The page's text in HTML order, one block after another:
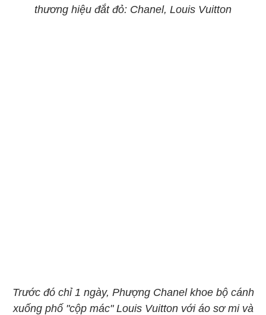
thương hiệu đắt đỏ: Chanel, Louis Vuitton
Trước đó chỉ 1 ngày, Phượng Chanel khoe bộ cánh
xuống phố "cộp mác" Louis Vuitton với áo sơ mi và